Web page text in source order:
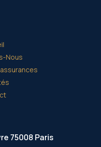
Nous
75008 Paris